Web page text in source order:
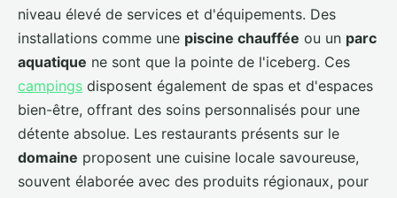
niveau élevé de services et d'équipements. Des
installations comme une piscine chauffée ou un parc
aquatique ne sont que la pointe de l'iceberg. Ces
campings disposent également de spas et d'espaces
bien-être, offrant des soins personnalisés pour une
détente absolue. Les restaurants présents sur le
domaine proposent une cuisine locale savoureuse,
souvent élaborée avec des produits régionaux, pour